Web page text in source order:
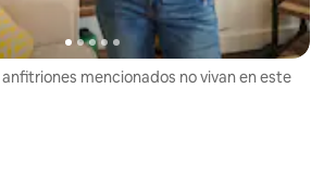
anfitriones mencionados no vivan en este